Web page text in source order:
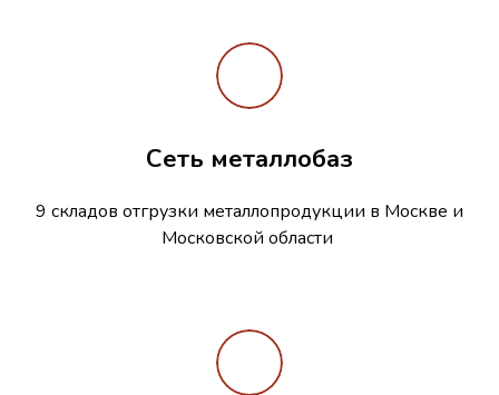
Сеть металлобаз
9 складов отгрузки металлопродукции в Москве и
Московской области